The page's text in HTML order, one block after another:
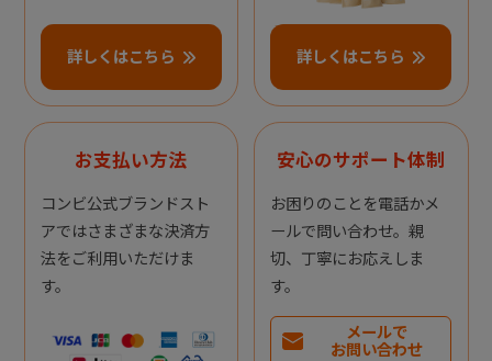
詳しくはこちら 詳しくはこちら
お支払い方法
コンビ公式ブランドスト
アではさまざまな決済方
法をご利用いただけま
す。
安心のサポート体制
お困りのことを電話かメ
ールで問い合わせ。親
切、丁寧にお応えしま
す。
メールで
お問い合わせ